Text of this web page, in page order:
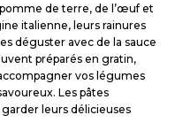
de terre, de l’œuf et
italienne, leurs rainures
déguster avec de la sauce
préparés en gratin,
vos légumes
Les pâtes
leurs délicieuses